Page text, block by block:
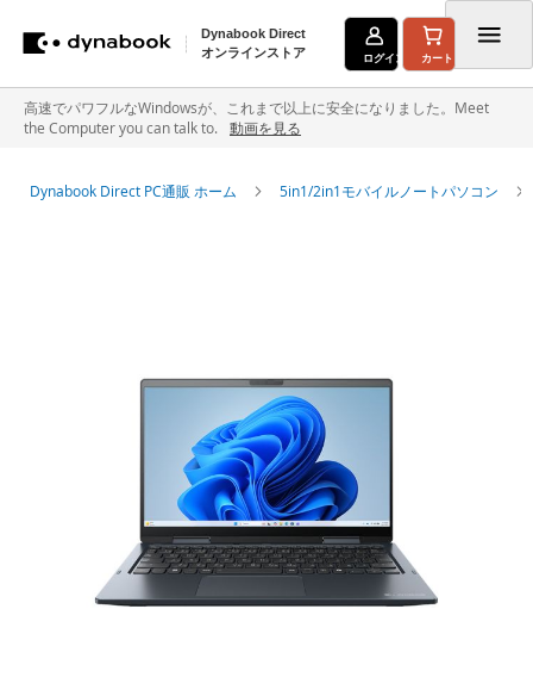
Dynabook Direct
オンラインストア
ログイン カート
高速でパワフルなWindowsが、これまで以上に安全になりました。Meet
the Computer you can talk to.
動画を見る
Dynabook Direct PC通販 ホーム 5in1/2in1モバイルノートパソコン